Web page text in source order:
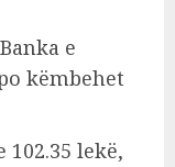
e
këmbehet
lekë,